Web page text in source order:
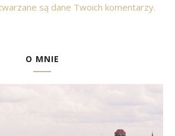
są dane Twoich komentarzy.
O MNIE